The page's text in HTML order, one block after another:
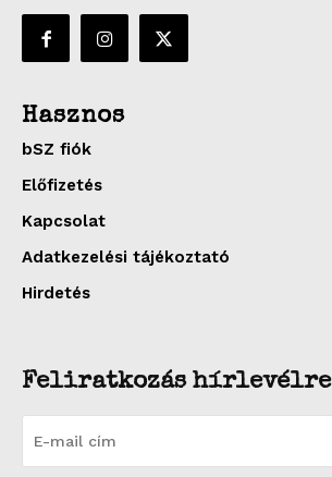
Hasznos
bSZ fiók
Előfizetés
Kapcsolat
Adatkezelési tájékoztató
Hirdetés
Feliratkozás hírlevélre